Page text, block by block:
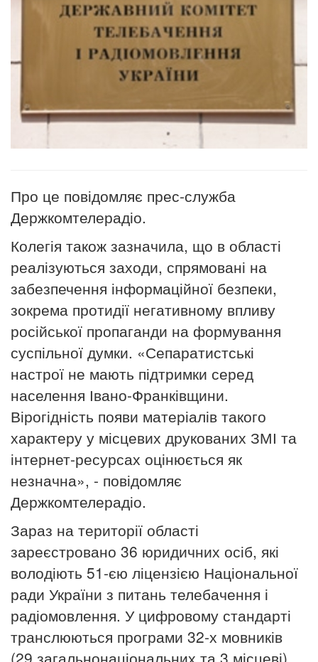
Про це повідомляє прес-служба
Держкомтелерадіо.
Колегія також зазначила, що в області
реалізуються заходи, спрямовані на
забезпечення інформаційної безпеки,
зокрема протидії негативному впливу
російської пропаганди на формування
суспільної думки. «Сепаратистські
настрої не мають підтримки серед
населення Івано-Франківщини.
Вірогідність появи матеріалів такого
характеру у місцевих друкованих ЗМІ та
інтернет-ресурсах оцінюється як
незначна», - повідомляє
Держкомтелерадіо.
Зараз на території області
зареєстровано 36 юридичних осіб, які
володіють 51-єю ліцензією Національної
ради України з питань телебачення і
радіомовлення. У цифровому стандарті
транслюються програми 32-х мовників
(29 загальнонаціональних та 3 місцеві).